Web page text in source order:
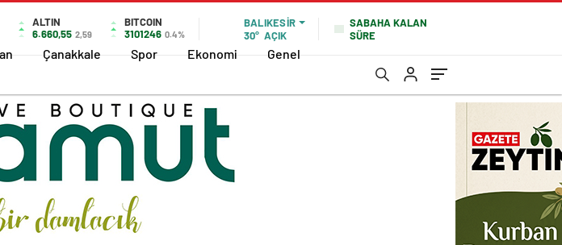
ALTIN
6.660,55 2,59
BITCOIN
3101246 0.4%
BALIKESIR
30° AÇIK
SABAHA KALAN
SÜRE
Çanakkale Spor Ekonomi Genel